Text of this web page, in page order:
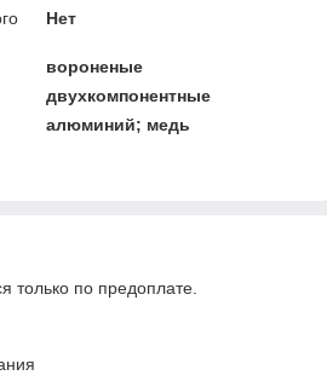
Нет
вороненые
двухкомпонентные
алюминий; медь
только по предоплате.